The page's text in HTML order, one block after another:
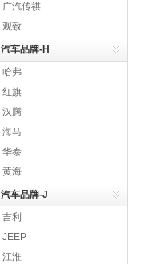
广汽传祺
观致
汽车品牌-H
哈弗
红旗
汉腾
海马
华泰
黄海
汽车品牌-J
吉利
JEEP
江淮